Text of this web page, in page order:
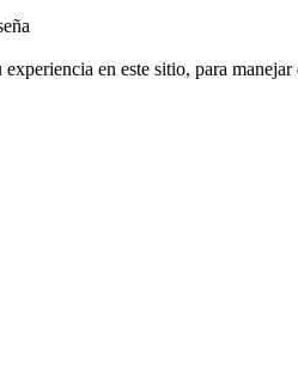
en este sitio, para